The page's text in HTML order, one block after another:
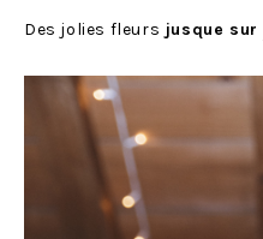
Des jolies fleurs jusque sur